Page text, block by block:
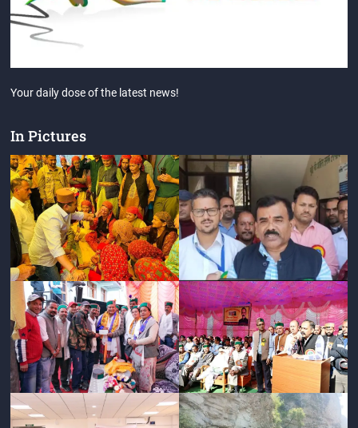
Your daily dose of the latest news!
In Pictures